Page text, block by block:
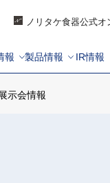
ノリタケ食器公式
報 製品情報 IR情報
示会情報